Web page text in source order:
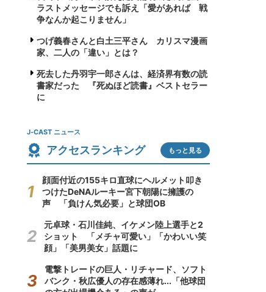
ラストメッセージでも訴え「愛があれば 戦
争なんか起こりません」
つげ義春さんと白土三平さん カリスマ漫画
家、二人の「違い」とは？
死去した丹羽宇一郎さんは、経済界有数の読
書家だった 『死ぬほど読書』ベストセラー
に
J-CAST ニュース
アクセスランキング もっと見る
顔面付近の155キロ直球にヘルメット叩き
つけたDeNAルーキー宮下朝陽に擁護の
声 「負けん気必要」と球団OB
元卓球・石川佳純、イケメン陸上選手と2
ショット 「メチャ可愛い」「かわいい笑
顔」「美男美女」話題に
電撃トレードの巨人・リチャード、ソフト
バンク・秋広優人の存在感薄れ...「他球団